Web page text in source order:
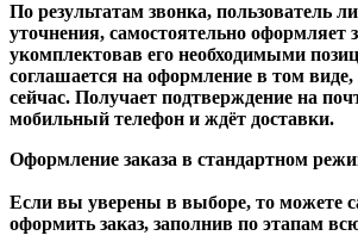
По результатам звонка, пользователь
уточнения, самостоятельно оформляет
укомплектовав его необходимыми
соглашается на оформление в том виде,
сейчас. Получает подтверждение на
мобильный телефон и ждёт доставки.
Оформление заказа в стандартном
Если вы уверены в выборе, то можете
оформить заказ, заполнив по этапам